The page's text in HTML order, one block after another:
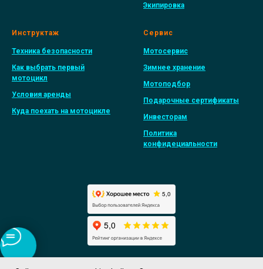
Экипировка
Инструктаж
Техника безопасности
Как выбрать первый
мотоцикл
Условия аренды
Куда поехать на мотоцикле
Сервис
Мотосервис
Зимнее хранение
Мотоподбор
Подарочные сертификаты
Инвесторам
Политика
конфидециальности